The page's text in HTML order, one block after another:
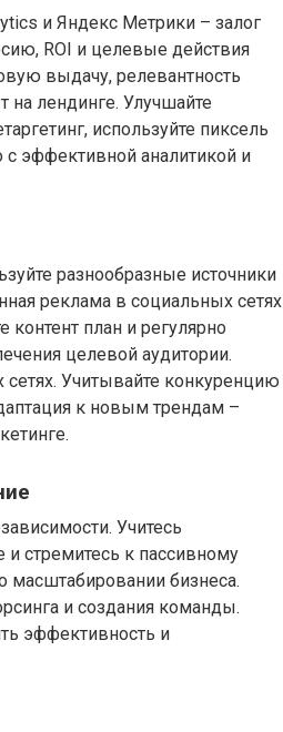
и Яндекс Метрики – залог
ROI и целевые действия
выдачу, релевантность
на лендинге. Улучшайте
используйте пиксель
эффективной аналитикой и
разнообразные источники
реклама в социальных сетях
контент план и регулярно
целевой аудитории.
Учитывайте конкуренцию
к новым трендам –
Учитесь
стремитесь к пассивному
масштабировании бизнеса.
и создания команды.
эффективность и